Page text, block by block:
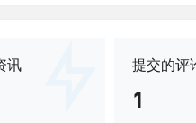
讯 提交的评
1